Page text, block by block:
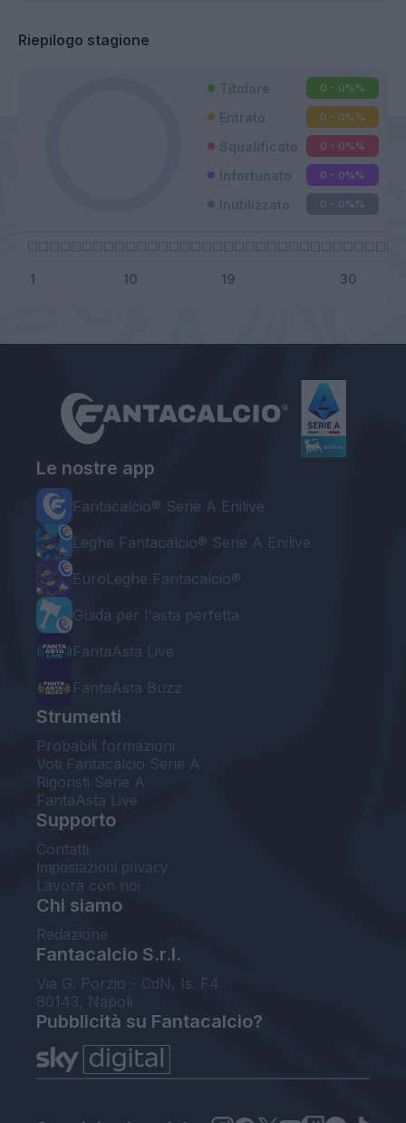
Riepilogo stagione
0 - 0%%
0 - 0%%
0 - 0%%
0 - 0%%
0 - 0%%
Le nostre app
Fantacalcio® Serie A Enilive
Leghe Fantacalcio® Serie A Enilive
EuroLeghe Fantacalcio®
Guida per l'asta perfetta
FantaAsta Live
FantaAsta Buzz
Strumenti
Probabili formazioni
Voti Fantacalcio Serie A
Rigoristi Serie A
FantaAsta Live
Supporto
Contatti
Impostazioni privacy
Lavora con noi
Chi siamo
Redazione
Fantacalcio S.r.l.
Via G. Porzio - CdN, Is. F4
80143, Napoli
Pubblicità su Fantacalcio?